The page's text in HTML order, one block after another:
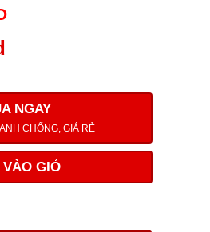
NGAY
CHỐNG, GIÁ RẺ
VÀO GIỎ